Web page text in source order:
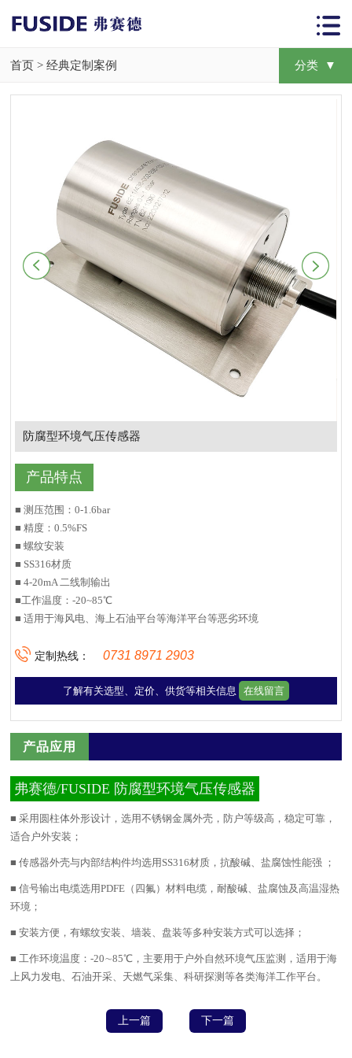
首页 >经典定制案例 分类 ▼
防腐型环境气压传感器
产品特点
■ 测压范围：0-1.6bar
■ 精度：0.5%FS
■ 螺纹安装
■ SS316材质
■ 4-20mA 二线制输出
■工作温度：-20~85℃
■ 适用于海风电、海上石油平台等海洋平台等恶劣环境
定制热线： 0731 8971 2903
了解有关选型、定价、供货等相关信息 在线留言
产品应用
弗赛德/FUSIDE 防腐型环境气压传感器
■ 采用圆柱体外形设计，选用不锈钢金属外壳，防户等级高，稳定可靠，
适合户外安装；
■ 传感器外壳与内部结构件均选用SS316材质，抗酸碱、盐腐蚀性能强 ；
■ 信号输出电缆选用PDFE（四氟）材料电缆，耐酸碱、盐腐蚀及高温湿热
环境；
■ 安装方便，有螺纹安装、墙装、盘装等多种安装方式可以选择；
■ 工作环境温度：-20∼85℃，主要用于户外自然环境气压监测，适用于海
上风力发电、石油开采、天燃气采集、科研探测等各类海洋工作平台。
上一篇 下一篇